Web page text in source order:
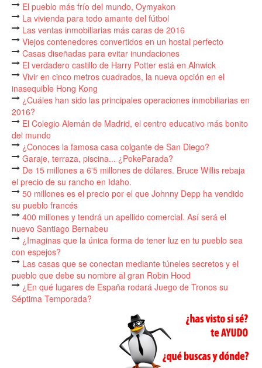
El pueblo más frío del mundo, Oymyakon
La vivienda para todo amante del fútbol
Las ventas inmobiliarias más caras de 2016
Viejos contenedores convertidos en un hostal perfecto
Casas diseñadas para evitar inundaciones
El verdadero castillo de Harry Potter está en Alnwick
Vivir en cinco metros cuadrados, la nueva opción en el
inasequible Hong Kong
¿Cuáles han sido las principales operaciones inmobiliarias en
2016?
El Colegio Alemán de Madrid, el centro educativo más bonito
del mundo
¿Conoces la famosa casa colgante de San Diego?
Garaje, terraza, piscina... ¿PokeParada?
De 15 millones a 6'5 millones de dólares. Bruce Willis rebaja
el precio de su rancho en Idaho.
50 millones es el precio por el que Johnny Depp ha vendido
su pueblo francés
400 millones y tendrá un apellido comercial. Así será el
nuevo Santiago Bernabeu
¿Imaginas que la única forma de tener luz en tu pueblo sea
con espejos?
Las casas que se conectan mediante túneles secretos y el
pueblo que debe su nombre al gran Robin Hood
¿En qué lugares de España rodará Juego de Tronos su
Séptima Temporada?
Vender cafés desde una cabina de teléfono
Un gimnasio con una piscina gigante donde antes sólo se